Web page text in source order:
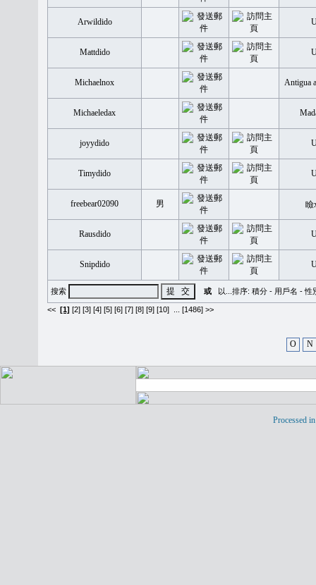
Arwildido
Mattdido
Michaelnox Antigua
Michaeledax
joyydido
Timydido
freebear02090 男
Rausdido
Snipdido
搜索 或 以...排序: 積分 - 用戶名 -性
<< [1] [2] [3] [4] [5] [6] [7] [8] [9] [10] [1486] >>
O N
Processed